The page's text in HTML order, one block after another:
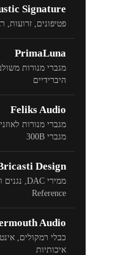
Signature
פטיפונים, זרועות,
PrimaLuna
מגברי מנורות
היברידיים
Feliks Audio
מגברי מנורות
מגברי 300B
Design
ממירי DAC, נגנים
Reference
Audio
כבלי רמקולים,
איכותיות